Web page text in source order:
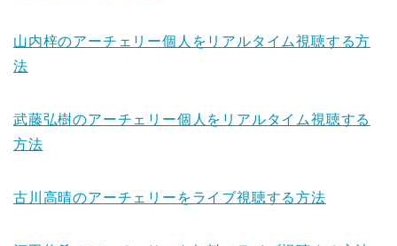
山内梓のアーチェリー個人をリアルタイム視聴する方
法
武藤弘樹のアーチェリー個人をリアルタイム視聴する
方法
古川高晴のアーチェリーをライブ視聴する方法